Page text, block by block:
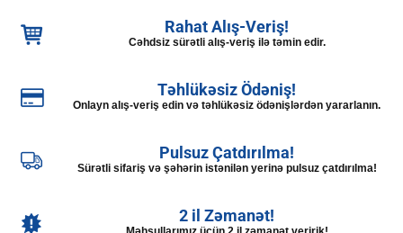
Rahat Alış-Veriş!
Cəhdsiz sürətli alış-veriş ilə təmin edir.
Təhlükəsiz Ödəniş!
Onlayn alış-veriş edin və təhlükəsiz ödənişlərdən yararlanın.
Pulsuz Çatdırılma!
Sürətli sifariş və şəhərin istənilən yerinə pulsuz çatdırılma!
2 il Zəmanət!